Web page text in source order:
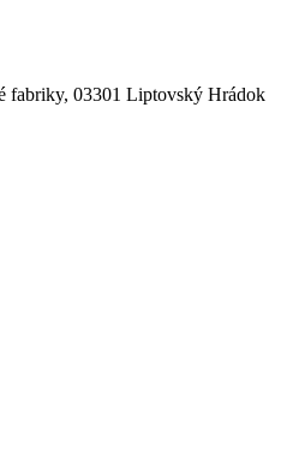
fabriky, 03301 Liptovský Hrádok